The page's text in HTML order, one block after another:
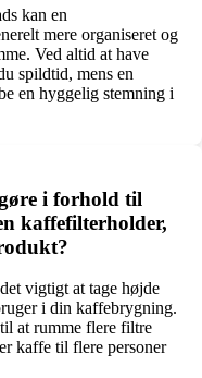
kan en
mere organiseret og
Ved altid at have
spildtid, mens en
en hyggelig stemning i
i forhold til
kaffefilterholder,
vigtigt at tage højde
i din kaffebrygning.
at rumme flere filtre
kaffe til flere personer